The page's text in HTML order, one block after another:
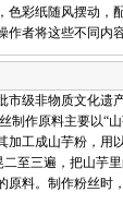
彩纸随风摆动，
作者将这些不同
级非物质文化遗
作原料主要以“
工成山芋粉，用
至三遍，把山芋
料。制作粉丝时